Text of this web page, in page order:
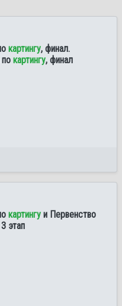
картингу, финал.
картингу, финал
картингу и Первенство
этап